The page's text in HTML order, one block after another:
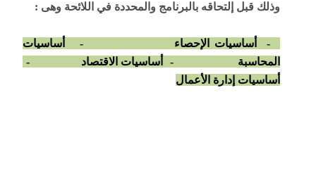
وذلك قبل إلتحاقه بالبرنامج والمحددة في اللائحة وهى :
- أساسيات الإحصاء
- أساسيات
المحاسبة
- أساسيات الاقتصاد
-
أساسيات إدارة الأعمال